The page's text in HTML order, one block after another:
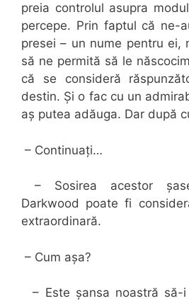
preia controlul asupra
percepe. Prin faptul că
presei – un nume pentru ei,
să ne permită să le
că se consideră
destin. Și o fac cu un
aș putea adăuga. Dar după
– Continuați…
– Sosirea acestor
Darkwood poate fi
extraordinară.
– Cum așa?
– Este șansa noastră să-